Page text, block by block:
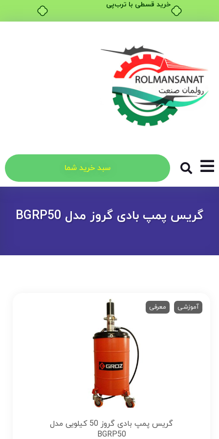
خرید قسطی با ترب‌پی
سبد خرید شما
گریس پمپ بادی گروز مدل BGRP50
آموزشی معرفی
گریس پمپ بادی گروز 50 کیلویی مدل
BGRP50